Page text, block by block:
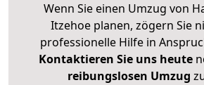
Wenn Sie einen Umzug von
Itzehoe planen, zögern Sie
professionelle Hilfe in
Kontaktieren Sie uns heute
reibungslosen Umzug